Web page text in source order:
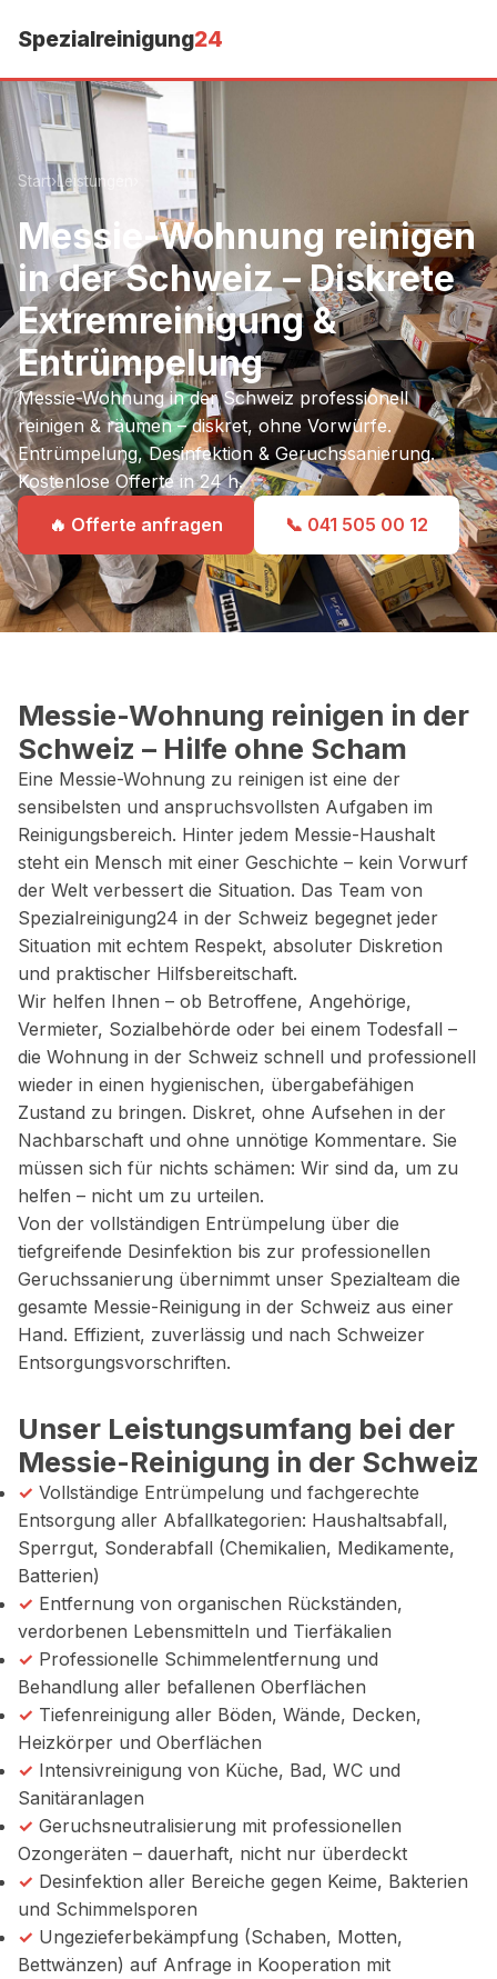
Spezialreinigung24
Start›Leistungen
Messie-Wohnung reinigen
in der Schweiz – Diskrete
Extremreinigung &
Entrümpelung
Messie-Wohnung in der Schweiz professionell
reinigen & räumen – diskret, ohne Vorwürfe.
Entrümpelung, Desinfektion & Geruchssanierung.
Kostenlose Offerte in 24 h.
🔥 Offerte anfragen
📞 041 505 00 12
Messie-Wohnung reinigen in der
Schweiz – Hilfe ohne Scham
Eine Messie-Wohnung zu reinigen ist eine der
sensibelsten und anspruchsvollsten Aufgaben im
Reinigungsbereich. Hinter jedem Messie-Haushalt
steht ein Mensch mit einer Geschichte – kein Vorwurf
der Welt verbessert die Situation. Das Team von
Spezialreinigung24 in der Schweiz begegnet jeder
Situation mit echtem Respekt, absoluter Diskretion
und praktischer Hilfsbereitschaft.
Wir helfen Ihnen – ob Betroffene, Angehörige,
Vermieter, Sozialbehörde oder bei einem Todesfall –
die Wohnung in der Schweiz schnell und professionell
wieder in einen hygienischen, übergabefähigen
Zustand zu bringen. Diskret, ohne Aufsehen in der
Nachbarschaft und ohne unnötige Kommentare. Sie
müssen sich für nichts schämen: Wir sind da, um zu
helfen – nicht um zu urteilen.
Von der vollständigen Entrümpelung über die
tiefgreifende Desinfektion bis zur professionellen
Geruchssanierung übernimmt unser Spezialteam die
gesamte Messie-Reinigung in der Schweiz aus einer
Hand. Effizient, zuverlässig und nach Schweizer
Entsorgungsvorschriften.
Unser Leistungsumfang bei der
Messie-Reinigung in der Schweiz
✓ Vollständige Entrümpelung und fachgerechte
Entsorgung aller Abfallkategorien: Haushaltsabfall,
Sperrgut, Sonderabfall (Chemikalien, Medikamente,
Batterien)
✓ Entfernung von organischen Rückständen,
verdorbenen Lebensmitteln und Tierfäkalien
✓ Professionelle Schimmelentfernung und
Behandlung aller befallenen Oberflächen
✓ Tiefenreinigung aller Böden, Wände, Decken,
Heizkörper und Oberflächen
✓ Intensivreinigung von Küche, Bad, WC und
Sanitäranlagen
✓ Geruchsneutralisierung mit professionellen
Ozongeräten – dauerhaft, nicht nur überdeckt
✓ Desinfektion aller Bereiche gegen Keime, Bakterien
und Schimmelsporen
✓ Ungezieferbekämpfung (Schaben, Motten,
Bettwänzen) auf Anfrage in Kooperation mit